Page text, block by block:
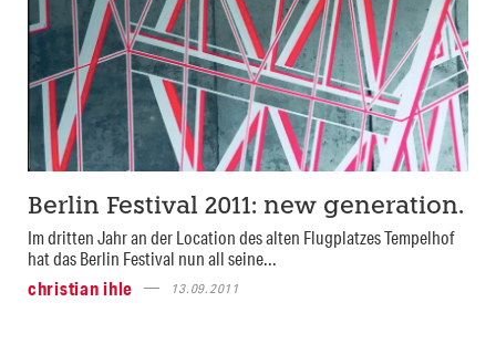
Berlin Festival 2011: new generation.
Im dritten Jahr an der Location des alten Flugplatzes Tempelhof
hat das Berlin Festival nun all seine...
christian ihle
13.09.2011